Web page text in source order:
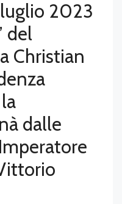
2023
del
Christian
dalle